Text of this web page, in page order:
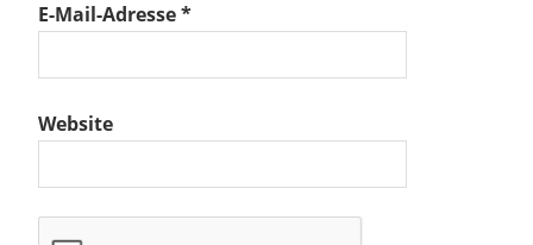
E-Mail-Adresse*
Website